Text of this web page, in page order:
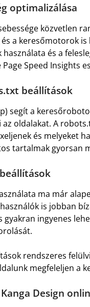
optimalizálása
közvetlen
a keresőmotorok
és a
Page Speed Insights
beállítások
segít a
az oldalakat. A
és melyeket
tartalmak gyorsan
ma már
is jobban
gyakran ingyenes
rendszeres
megfeleljen a
Design